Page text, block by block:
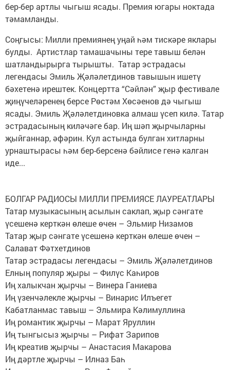
бер-бер артлы чыгыш ясады. Премия югары ноктада
тәмамланды.
Соңгысы: Милли премиянең уңай һәм тискәре яклары
булды. Артистлар тамашачыны тере тавыш белән
шатландырырга тырышты. Татар эстрадасы
легендасы Эмиль Җәләлетдинов тавышын ишетү
бәхетенә ирештек. Концертта “Сәйлән” җыр фестивале
җиңүчеләренең берсе Рөстәм Хөсәенов дә чыгыш
ясады. Эмиль Җәләлетдиновка алмаш үсеп килә. Татар
эстрадасының киләчәге бар. Иң шәп җырчыларны
җыйганнар, әфәрин. Кул астында булган хитларны
урнаштырасы һәм бер-берсенә бәйлисе генә калган
иде...
БОЛГАР РАДИОСЫ МИЛЛИ ПРЕМИЯСЕ ЛАУРЕАТЛАРЫ
Татар музыкасының асылын саклап, җыр сәнгате
үсешенә керткән өлеше өчен – Эльмир Низамов
Татар җыр сәнгате үсешенә керткән өлеше өчен –
Салават Фәтхетдинов
Татар эстрадасы легендасы – Эмиль Җәләлетдинов
Елның популяр җыры – Филүс Каһиров
Иң халыкчан җырчы – Винера Ганиева
Иң үзенчәлекле җырчы – Винарис Илъегет
Кабатланмас тавыш – Эльмира Кәлимуллина
Иң романтик җырчы – Марат Яруллин
Иң тынгысыз җырчы – Рифат Зарипов
Иң креатив җырчы – Анастасия Макарова
Иң дәртле җырчы – Илназ Баһ